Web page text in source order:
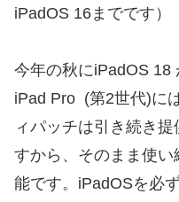
iPadOS 16までです）
今年の秋にiPadOS 18
iPad Pro (第2世代)に
ィパッチは引き続き
すから、そのまま使
能です。iPadOSを必